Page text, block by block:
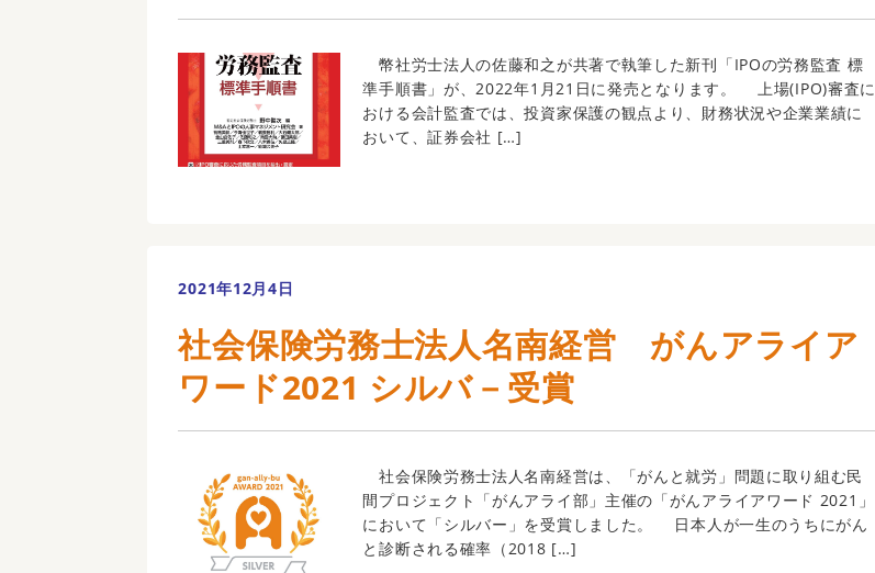
幣社労士法人の佐藤和之が共著で執筆した新刊「IPOの労務監査 標
準手順書」が、2022年1月21日に発売となります。 上場(IPO)審査に
おける会計監査では、投資家保護の観点より、財務状況や企業業績に
おいて、証券会社 […]
2021年12月4日
社会保険労務士法人名南経営 がんアライア
ワード2021 シルバ－受賞
社会保険労務士法人名南経営は、「がんと就労」問題に取り組む民
間プロジェクト「がんアライ部」主催の「がんアライアワード 2021」
において「シルバー」を受賞しました。 日本人が一生のうちにがん
と診断される確率（2018 […]